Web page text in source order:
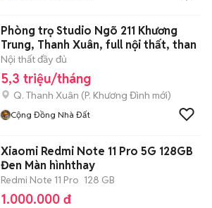
Phòng trọ Studio Ngõ 211 Khương
Trung, Thanh Xuân, full nội thất, than
Nội thất đầy đủ
5,3 triệu/tháng
Q. Thanh Xuân (P. Khương Đình mới)
Cộng Đồng Nhà Đất
Xiaomi Redmi Note 11 Pro 5G 128GB
Đen Màn hìnhthay
Redmi Note 11 Pro 128 GB
1.000.000 đ